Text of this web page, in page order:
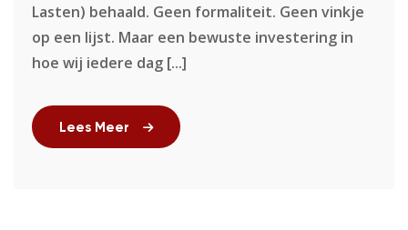
Lasten) behaald. Geen formaliteit. Geen vinkje
op een lijst. Maar een bewuste investering in
hoe wij iedere dag [...]
Lees Meer